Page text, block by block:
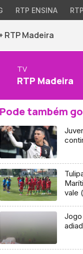
RTP ENSINA
RTP Madeira
TV
RTP Madeira
Pode também
vale
Jogo